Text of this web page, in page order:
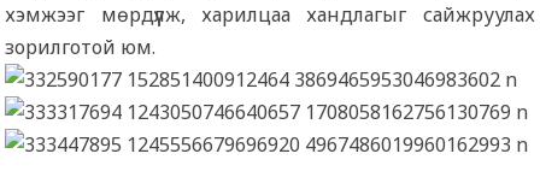
хэмжээг мөрдүүлж, харилцаа хандлагыг сайжруулах
зорилготой юм.